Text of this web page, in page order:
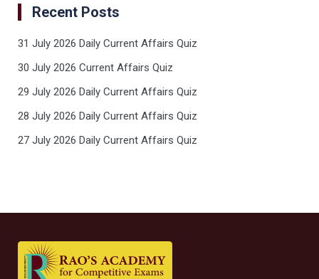
Recent Posts
31 July 2026 Daily Current Affairs Quiz
30 July 2026 Current Affairs Quiz
29 July 2026 Daily Current Affairs Quiz
28 July 2026 Daily Current Affairs Quiz
27 July 2026 Daily Current Affairs Quiz